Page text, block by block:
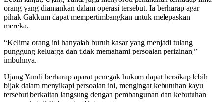
orang yang diamankan dalam operasi tersebut. Ia berharap agar
pihak Gakkum dapat mempertimbangkan untuk melepaskan
mereka.
“Kelima orang ini hanyalah buruh kasar yang menjadi tulang
punggung keluarga dan tidak memahami persoalan perizinan,”
imbuhnya.
Ujang Yandi berharap aparat penegak hukum dapat bersikap lebih
bijak dalam menyikapi persoalan ini, mengingat kebutuhan kayu
tersebut berkaitan langsung dengan pembangunan dan kebutuhan